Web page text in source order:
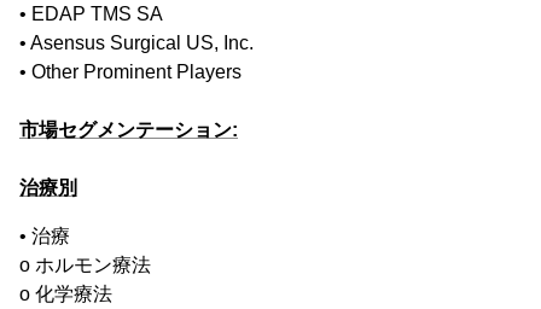
• EDAP TMS SA
• Asensus Surgical US, Inc.
• Other Prominent Players
市場セグメンテーション:
治療別
• 治療
o ホルモン療法
o 化学療法